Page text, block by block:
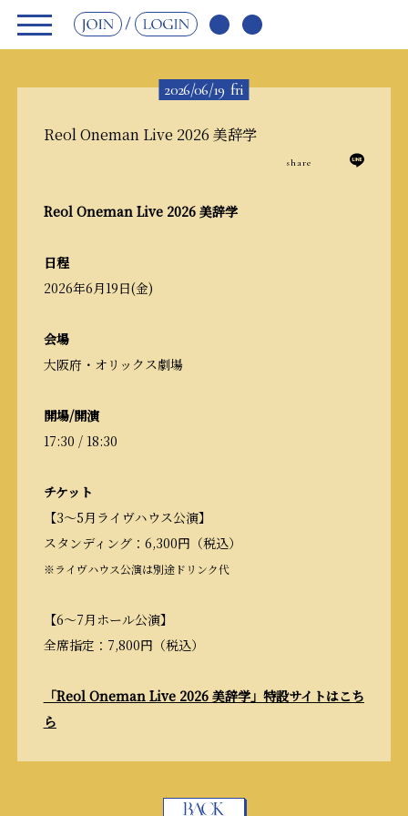
JOIN LOGIN
2026/06/19 fri
Reol Oneman Live 2026 美辞学
share
Reol Oneman Live 2026 美辞学
日程
2026年6月19日(金)
会場
大阪府・オリックス劇場
開場/開演
17:30 / 18:30
チケット
【3～5月ライヴハウス公演】
スタンディング：6,300円（税込）
※ライヴハウス公演は別途ドリンク代
【6～7月ホール公演】
全席指定：7,800円（税込）
「Reol Oneman Live 2026 美辞学」特設サイトはこち
ら